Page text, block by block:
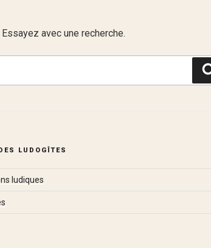
avec une recherche.
LUDOGÎTES
ludiques